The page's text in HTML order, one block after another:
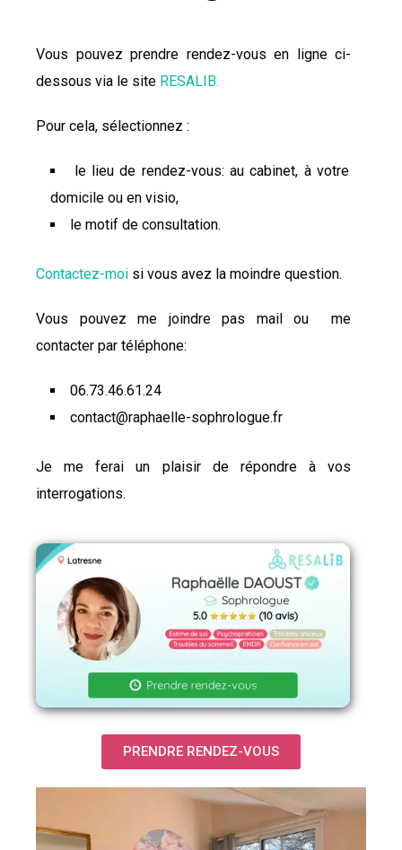
Vous pouvez prendre rendez-vous en ligne ci-
dessous via le site RESALIB.
Pour cela, sélectionnez :
le lieu de rendez-vous: au cabinet, à votre
domicile ou en visio,
le motif de consultation.
Contactez-moi si vous avez la moindre question.
Vous pouvez me joindre pas mail ou me
contacter par téléphone:
06.73.46.61.24
contact@raphaelle-sophrologue.fr
Je me ferai un plaisir de répondre à vos
interrogations.
PRENDRE RENDEZ-VOUS